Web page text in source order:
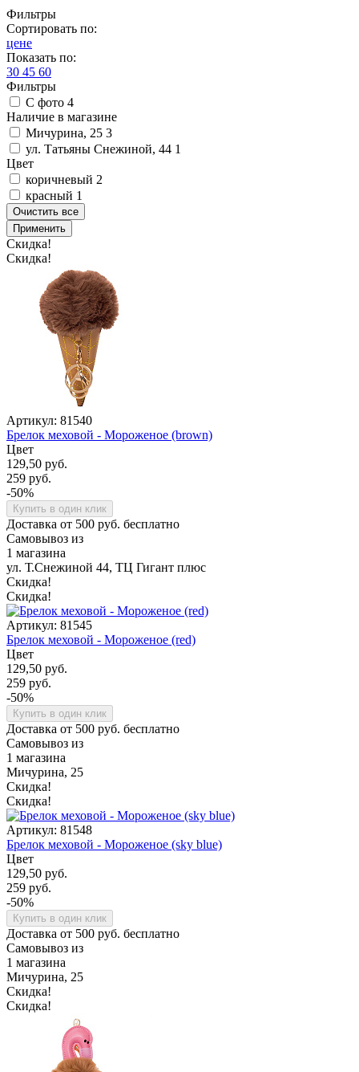
Фильтры
Сортировать по:
цене
Показать по:
30 45 60
Фильтры
С фото 4
Наличие в магазине
Мичурина, 25 3
ул. Татьяны Снежиной, 44 1
Цвет
коричневый 2
красный 1
Очистить все
Применить
Скидка!
Скидка!
Артикул: 81540
Брелок меховой - Мороженое (brown)
Цвет
129,50 руб.
259 руб.
-50%
Купить в один клик
Доставка от 500 руб. бесплатно
Самовывоз из
1 магазина
ул. Т.Снежиной 44, ТЦ Гигант плюс
Скидка!
Скидка!
Артикул: 81545
Брелок меховой - Мороженое (red)
Цвет
129,50 руб.
259 руб.
-50%
Купить в один клик
Доставка от 500 руб. бесплатно
Самовывоз из
1 магазина
Мичурина, 25
Скидка!
Скидка!
Артикул: 81548
Брелок меховой - Мороженое (sky blue)
Цвет
129,50 руб.
259 руб.
-50%
Купить в один клик
Доставка от 500 руб. бесплатно
Самовывоз из
1 магазина
Мичурина, 25
Скидка!
Скидка!